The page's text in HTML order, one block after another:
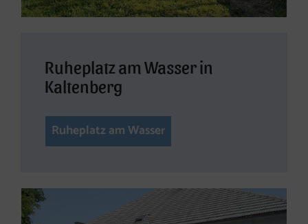
Ruheplatz am Wasser in
Kaltenberg
Ruheplatz am Wasser